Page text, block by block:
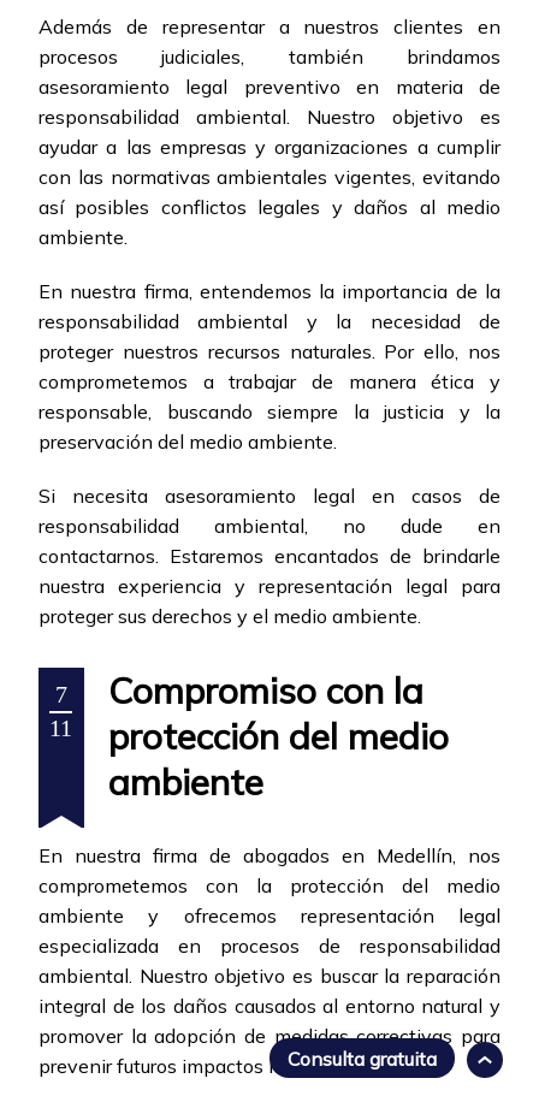
Además de representar a nuestros clientes en
procesos judiciales, también brindamos
asesoramiento legal preventivo en materia de
responsabilidad ambiental. Nuestro objetivo es
ayudar a las empresas y organizaciones a cumplir
con las normativas ambientales vigentes, evitando
así posibles conflictos legales y daños al medio
ambiente.
En nuestra firma, entendemos la importancia de la
responsabilidad ambiental y la necesidad de
proteger nuestros recursos naturales. Por ello, nos
comprometemos a trabajar de manera ética y
responsable, buscando siempre la justicia y la
preservación del medio ambiente.
Si necesita asesoramiento legal en casos de
responsabilidad ambiental, no dude en
contactarnos. Estaremos encantados de brindarle
nuestra experiencia y representación legal para
proteger sus derechos y el medio ambiente.
7
11
Compromiso con la
protección del medio
ambiente
En nuestra firma de abogados en Medellín, nos
comprometemos con la protección del medio
ambiente y ofrecemos representación legal
especializada en procesos de responsabilidad
ambiental. Nuestro objetivo es buscar la reparación
integral de los daños causados al entorno natural y
promover la adopción de medidas correctivas para
prevenir futuros impactos negativos.Consulta gratuita